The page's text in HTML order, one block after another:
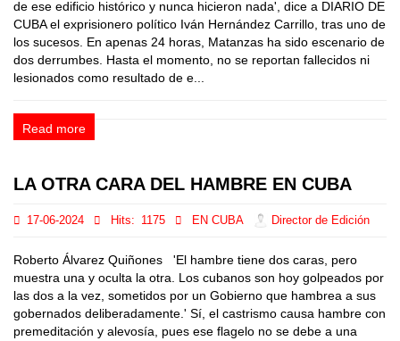
de ese edificio histórico y nunca hicieron nada', dice a DIARIO DE
CUBA el exprisionero político Iván Hernández Carrillo, tras uno de
los sucesos. En apenas 24 horas, Matanzas ha sido escenario de
dos derrumbes. Hasta el momento, no se reportan fallecidos ni
lesionados como resultado de e...
Read more
LA OTRA CARA DEL HAMBRE EN CUBA
17-06-2024 Hits: 1175 EN CUBA Director de Edición
Roberto Álvarez Quiñones 'El hambre tiene dos caras, pero
muestra una y oculta la otra. Los cubanos son hoy golpeados por
las dos a la vez, sometidos por un Gobierno que hambrea a sus
gobernados deliberadamente.' Sí, el castrismo causa hambre con
premeditación y alevosía, pues ese flagelo no se debe a una